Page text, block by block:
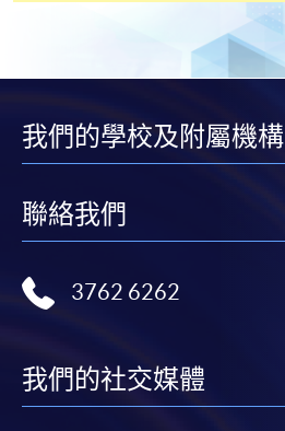
本學院為學院開設的其中一些課程提
本學院會力求在有關網頁上刊載的資
卻不能為這些資訊作出任何明確或
準確、資訊適合任何目的、資訊不含
因所導致的任何損失，一概不負責；
付款銀行或獨立商戶因為付款的網
失誤、延誤、中斷、中止、或限制（
誤；（4）任何由付款的網關引起或
因，包括未獲授權進入、資料傳送
我們的學校及附屬機構
聯絡我們
3762 6262
我們的社交媒體